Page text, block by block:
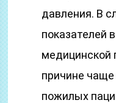
давления. В
показателей
медицинской
причине чаще
пожилых